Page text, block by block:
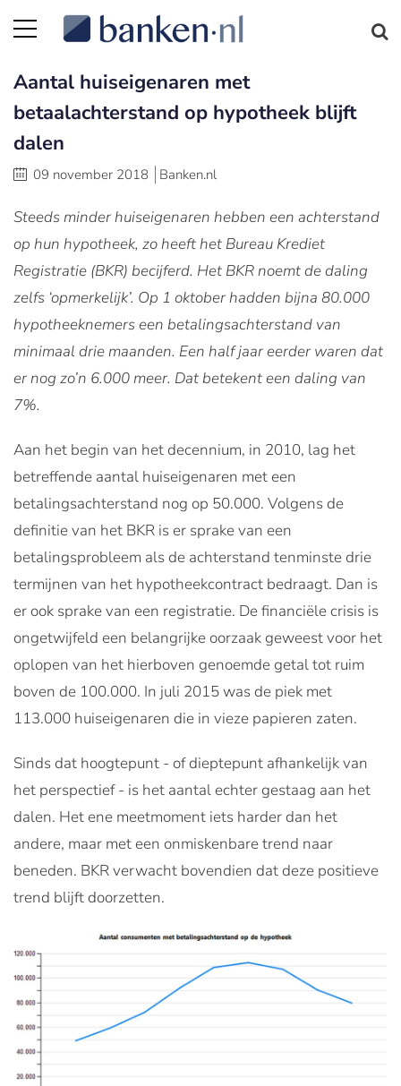
Aantal huiseigenaren met
betaalachterstand op hypotheek blijft
dalen
09 november 2018 Banken.nl
Steeds minder huiseigenaren hebben een achterstand
op hun hypotheek, zo heeft het Bureau Krediet
Registratie (BKR) becijferd. Het BKR noemt de daling
zelfs ‘opmerkelijk’. Op 1 oktober hadden bijna 80.000
hypotheeknemers een betalingsachterstand van
minimaal drie maanden. Een half jaar eerder waren dat
er nog zo’n 6.000 meer. Dat betekent een daling van
7%.
Aan het begin van het decennium, in 2010, lag het
betreffende aantal huiseigenaren met een
betalingsachterstand nog op 50.000. Volgens de
definitie van het BKR is er sprake van een
betalingsprobleem als de achterstand tenminste drie
termijnen van het hypotheekcontract bedraagt. Dan is
er ook sprake van een registratie. De financiële crisis is
ongetwijfeld een belangrijke oorzaak geweest voor het
oplopen van het hierboven genoemde getal tot ruim
boven de 100.000. In juli 2015 was de piek met
113.000 huiseigenaren die in vieze papieren zaten.
Sinds dat hoogtepunt - of dieptepunt afhankelijk van
het perspectief - is het aantal echter gestaag aan het
dalen. Het ene meetmoment iets harder dan het
andere, maar met een onmiskenbare trend naar
beneden. BKR verwacht bovendien dat deze positieve
trend blijft doorzetten.